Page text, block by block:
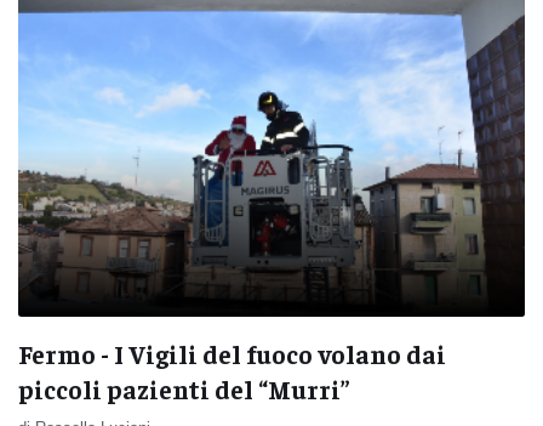
Fermo - I Vigili del fuoco volano dai
piccoli pazienti del “Murri”